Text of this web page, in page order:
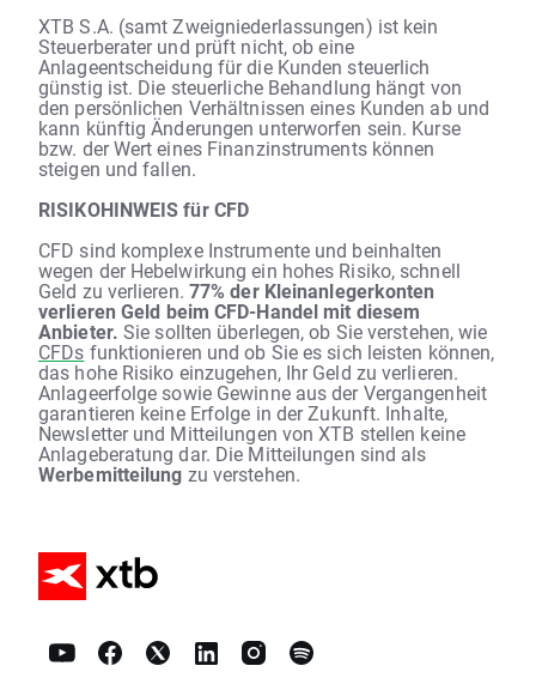
XTB S.A. (samt Zweigniederlassungen) ist kein
Steuerberater und prüft nicht, ob eine
Anlageentscheidung für die Kunden steuerlich
günstig ist. Die steuerliche Behandlung hängt von
den persönlichen Verhältnissen eines Kunden ab und
kann künftig Änderungen unterworfen sein. Kurse
bzw. der Wert eines Finanzinstruments können
steigen und fallen.
RISIKOHINWEIS für CFD
CFD sind komplexe Instrumente und beinhalten
wegen der Hebelwirkung ein hohes Risiko, schnell
Geld zu verlieren. 77% der Kleinanlegerkonten
verlieren Geld beim CFD-Handel mit diesem
Anbieter. Sie sollten überlegen, ob Sie verstehen, wie
CFDs funktionieren und ob Sie es sich leisten können,
das hohe Risiko einzugehen, Ihr Geld zu verlieren.
Anlageerfolge sowie Gewinne aus der Vergangenheit
garantieren keine Erfolge in der Zukunft. Inhalte,
Newsletter und Mitteilungen von XTB stellen keine
Anlageberatung dar. Die Mitteilungen sind als
Werbemitteilung zu verstehen.